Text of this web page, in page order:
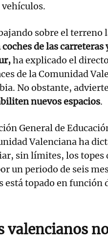
vehículos.
sobre el terreno
de las carreteras
ha explicado el
de la Comunidad
No obstante,
nuevos espacios.
General de
Valenciana ha
sin límites, los topes
un periodo de seis
topado en función
valencianos